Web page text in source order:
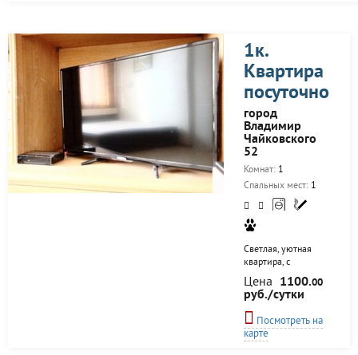
вся новая мебель, WiFi
скоростной, спальные
места: 2+2+2+2
Подойдёт как для
семейного отдыха, так
и командировки. Для
гостей с личным
автомобилем во дворе
дома имеется парковка,
дом с огороженной
1к.
Квартира
посуточно
город
Владимир
Чайковского
52
Комнат: 1
Спальных мест: 1
Светлая, уютная
квартира, с
добротным
ремонтом, для
гостей нашего
города, на улице
Чайковского. --------
---- ►Что
Цена 1100.00
руб./сутки
Посмотреть на
карте